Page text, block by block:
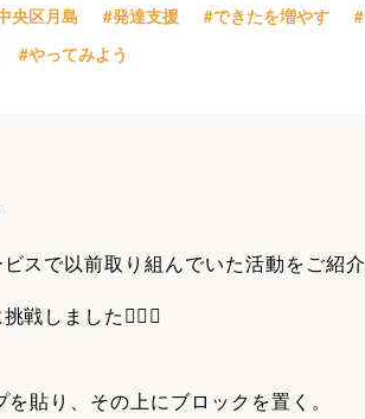
央区月島 #発達支援 #できたを増やす
#やってみよう
スで以前取り組んでいた活動をご紹
しました👍🏻✨
貼り、その上にブロックを置く。